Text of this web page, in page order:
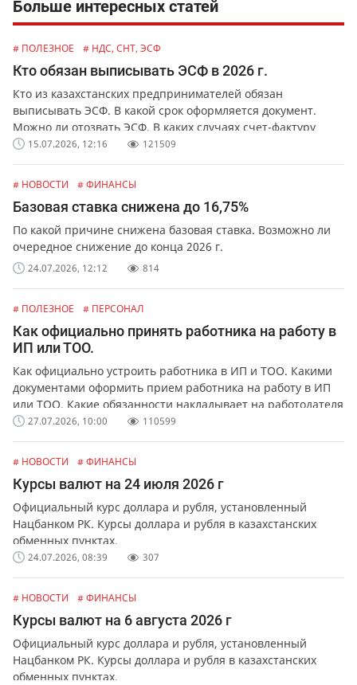
Больше интересных статей
# ПОЛЕЗНОЕ # НДС, СНТ, ЭСФ
Кто обязан выписывать ЭСФ в 2026 г.
Кто из казахстанских предпринимателей обязан
выписывать ЭСФ. В какой срок оформляется документ.
Можно ли отозвать ЭСФ. В каких случаях счет-фактуру
можно выписать в бумажной форме.
15.07.2026, 12:16 121509
# НОВОСТИ # ФИНАНСЫ
Базовая ставка снижена до 16,75%
По какой причине снижена базовая ставка. Возможно ли
очередное снижение до конца 2026 г.
24.07.2026, 12:12 814
# ПОЛЕЗНОЕ # ПЕРСОНАЛ
Как официально принять работника на работу в
ИП или ТОО.
Как официально устроить работника в ИП и ТОО. Какими
документами оформить прием работника на работу в ИП
или ТОО. Какие обязанности накладывает на работодателя
официальное оформление работников.
27.07.2026, 10:00 110599
# НОВОСТИ # ФИНАНСЫ
Курсы валют на 24 июля 2026 г
Официальный курс доллара и рубля, установленный
Нацбанком РК. Курсы доллара и рубля в казахстанских
обменных пунктах.
24.07.2026, 08:39 307
# НОВОСТИ # ФИНАНСЫ
Курсы валют на 6 августа 2026 г
Официальный курс доллара и рубля, установленный
Нацбанком РК. Курсы доллара и рубля в казахстанских
обменных пунктах.